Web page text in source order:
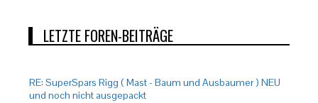
LETZTE FOREN-BEITRÄGE
RE: SuperSpars Rigg ( Mast - Baum und Ausbaumer ) NEU
und noch nicht ausgepackt